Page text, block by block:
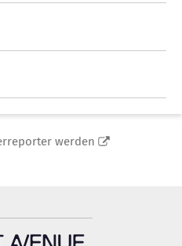
werden